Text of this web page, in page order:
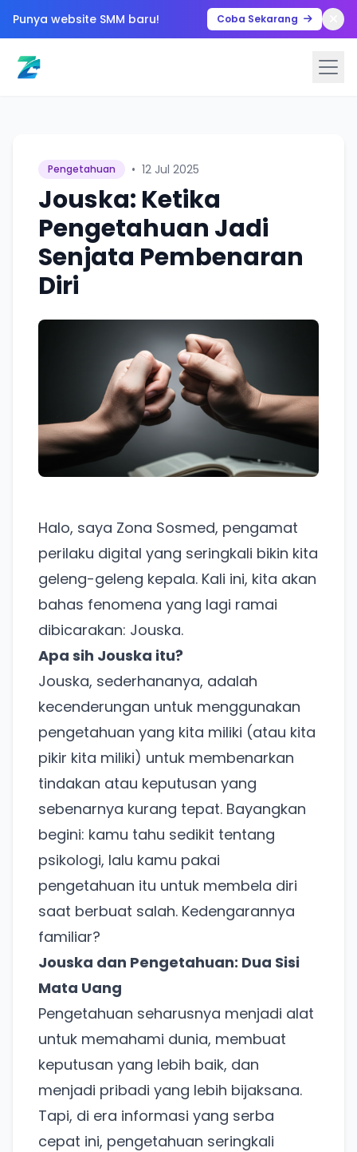
Punya website SMM baru! Coba Sekarang
Pengetahuan • 12 Jul 2025
Jouska: Ketika
Pengetahuan Jadi
Senjata Pembenaran
Diri
Halo, saya Zona Sosmed, pengamat
perilaku digital yang seringkali bikin kita
geleng-geleng kepala. Kali ini, kita akan
bahas fenomena yang lagi ramai
dibicarakan: Jouska.
Apa sih Jouska itu?
Jouska, sederhananya, adalah
kecenderungan untuk menggunakan
pengetahuan yang kita miliki (atau kita
pikir kita miliki) untuk membenarkan
tindakan atau keputusan yang
sebenarnya kurang tepat. Bayangkan
begini: kamu tahu sedikit tentang
psikologi, lalu kamu pakai
pengetahuan itu untuk membela diri
saat berbuat salah. Kedengarannya
familiar?
Jouska dan Pengetahuan: Dua Sisi
Mata Uang
Pengetahuan seharusnya menjadi alat
untuk memahami dunia, membuat
keputusan yang lebih baik, dan
menjadi pribadi yang lebih bijaksana.
Tapi, di era informasi yang serba
cepat ini, pengetahuan seringkali